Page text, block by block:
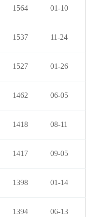
1564 01-10
1537 11-24
1527 01-26
1462 06-05
1418 08-11
1417 09-05
1398 01-14
1394 06-13